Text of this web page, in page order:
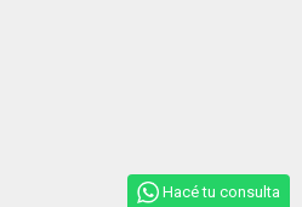
Hacé tu consulta